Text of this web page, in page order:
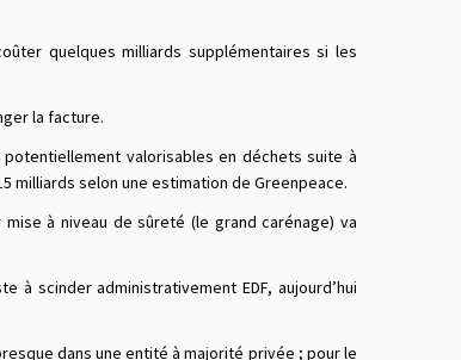
quelques milliards supplémentaires si les
la facture.
valorisables en déchets suite à
milliards selon une estimation de Greenpeace.
à niveau de sûreté (le grand carénage) va
scinder administrativement EDF, aujourd’hui
dans une entité à majorité privée ; pour le